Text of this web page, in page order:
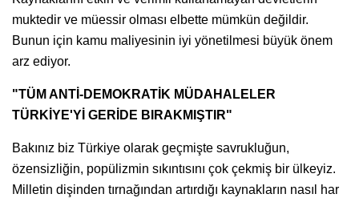
muktedir ve müessir olması elbette mümkün değildir.
Bunun için kamu maliyesinin iyi yönetilmesi büyük önem
arz ediyor.
"TÜM ANTİ-DEMOKRATİK MÜDAHALELER
TÜRKİYE'Yİ GERİDE BIRAKMIŞTIR"
Bakınız biz Türkiye olarak geçmişte savrukluğun,
özensizliğin, popülizmin sıkıntısını çok çekmiş bir ülkeyiz.
Milletin dişinden tırnağından artırdığı kaynakların nasıl har